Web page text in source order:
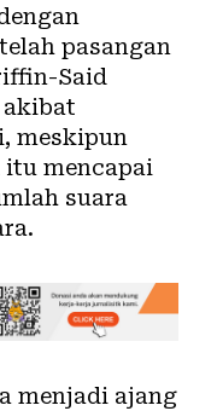
pasangan
Said
meskipun
itu mencapai
suara
menjadi ajang